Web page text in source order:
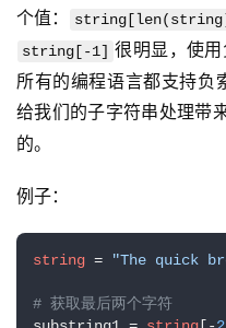
个值：
string[-1] 很明显，使
所有的编程语言都支持负
给我们的子字符串处理带
的。
例子：
string = "The quick
# 获取最后两个字符